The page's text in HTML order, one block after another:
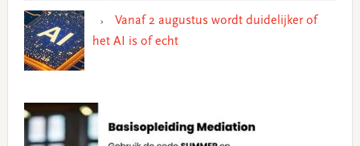
Vanaf 2 augustus wordt duidelijker of
het AI is of echt